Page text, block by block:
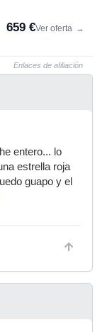
659 €Ver oferta →
Enlaces de afiliación
entero... lo
estrella roja
guapo y el